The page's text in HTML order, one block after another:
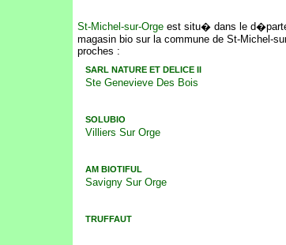
St-Michel-sur-Orge est situ� dans le
magasin bio sur la commune de St-Michel-
proches :
SARL NATURE ET DELICE II
Ste Genevieve Des Bois
SOLUBIO
Villiers Sur Orge
AM BIOTIFUL
Savigny Sur Orge
TRUFFAUT